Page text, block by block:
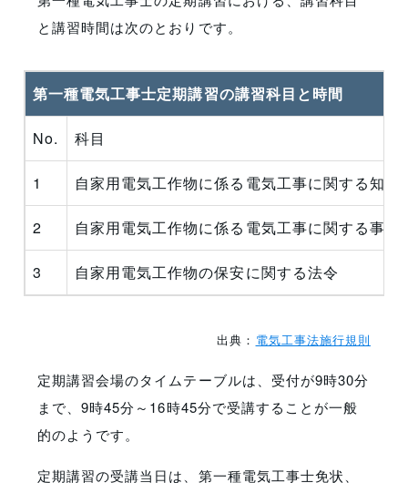
と講習時間は次のとおりです。
第一種電気工事士定期講習の講習科目と時間
No. 科目
1 自家用電気工作物に係る電気工事に関する知識
2 自家用電気工作物に係る電気工事に関する事故
3 自家用電気工作物の保安に関する法令
出典： 電気工事法施行規則
定期講習会場のタイムテーブルは、受付が9時30分
まで、9時45分～16時45分で受講することが一般
的のようです。
定期講習の受講当日は、第一種電気工事士免状、